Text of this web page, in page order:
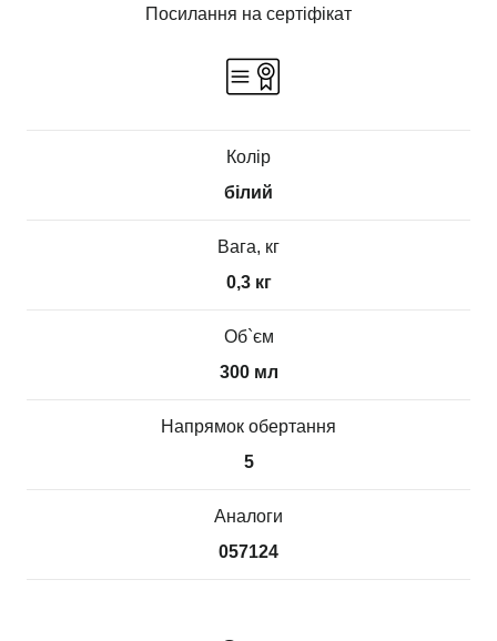
Посилання на сертіфікат
Колір
білий
Вага, кг
0,3 кг
Об`єм
300 мл
Напрямок обертання
5
Аналоги
057124